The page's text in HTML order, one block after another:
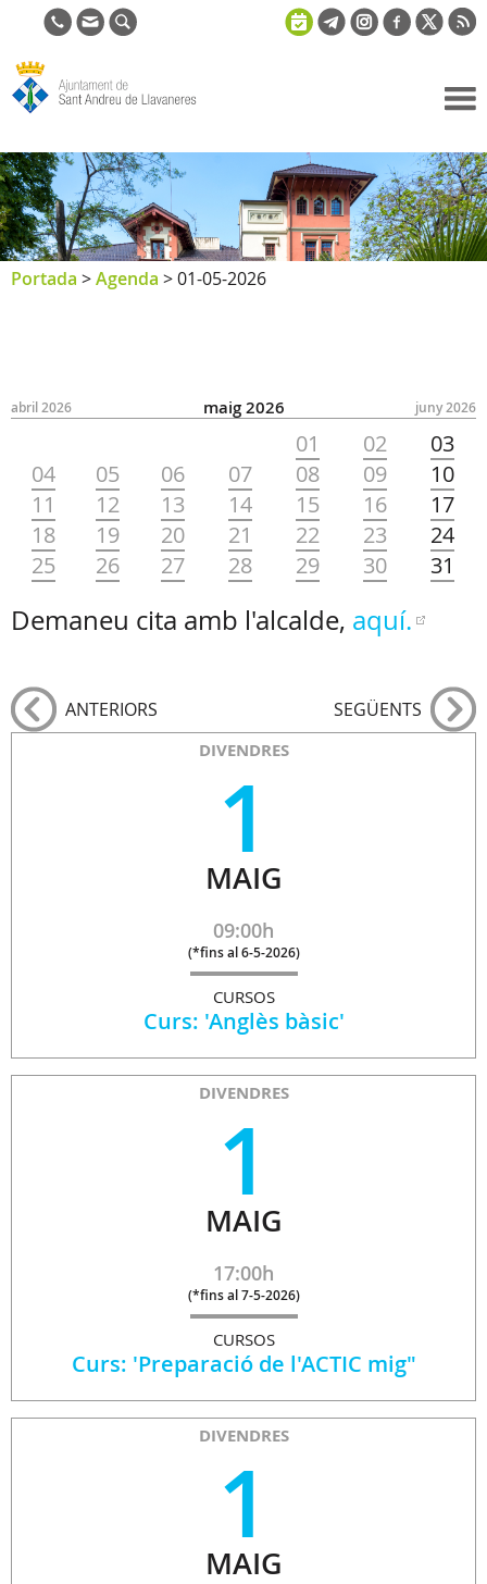
de Sant
Andreu de
Llavaneres
Portada >Agenda >01-05-2026
abril 2026 juny 2026
maig 2026
01 02
03
04
05 06 07 08 09
10
11
12 13 14 15 16
17
18
19 20 21 22 23
24
25
26 27 28 29 30 31
Demaneu cita amb l'alcalde, aquí.
ANTERIORS SEGÜENTS
DIVENDRES
1
MAIG
09:00h
(*fins al 6-5-2026)
CURSOS
Curs: 'Anglès bàsic'
DIVENDRES
1
MAIG
17:00h
(*fins al 7-5-2026)
CURSOS
Curs: 'Preparació de l'ACTIC mig"
DIVENDRES
1
MAIG